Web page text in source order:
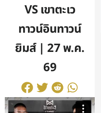
VS เขาตะเว
ทาวน์อินทาวน์
ยิมส์ | 27 พ.ค.
69